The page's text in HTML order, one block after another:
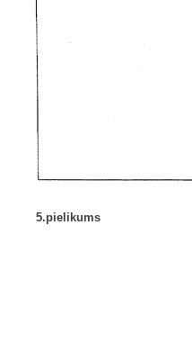
5.pielikums